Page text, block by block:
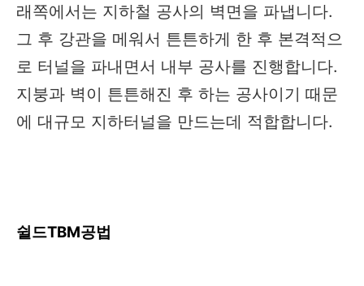
래쪽에서는 지하철 공사의 벽면을 파냅니다.
그 후 강관을 메워서 튼튼하게 한 후 본격적으
로 터널을 파내면서 내부 공사를 진행합니다.
지붕과 벽이 튼튼해진 후 하는 공사이기 때문
에 대규모 지하터널을 만드는데 적합합니다.
쉴드TBM공법